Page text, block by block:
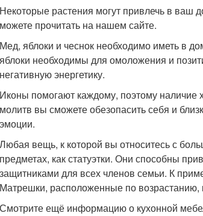
Некоторые растения могут привлечь в ваш
можете прочитать на нашем сайте.
Мед, яблоки и чеснок необходимо иметь в
яблоки необходимы для омоложения и
негативную энергетику.
Иконы помогают каждому, поэтому
молитв вы сможете обезопасить себя и
эмоции.
Любая вещь, к которой вы относитесь с
предметах, как статуэтки. Они способны
защитниками для всех членов семьи. К
Матрешки, расположенные по возрастанию,
Смотрите ещё информацию о кухонной